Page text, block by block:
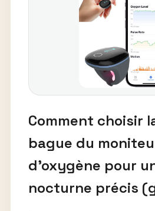
Comment choisir
bague du
d’oxygène pour
nocturne précis